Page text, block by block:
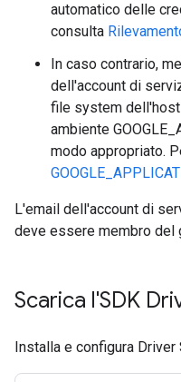
automatico delle
consulta
In caso contrario,
dell'account di
file system
ambiente
modo appropriato.
L'email dell'account di
deve essere membro del
Scarica l'SDK
Installa e configura Driver